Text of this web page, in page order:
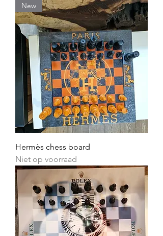
New
Hermès chess board
Niet op voorraad